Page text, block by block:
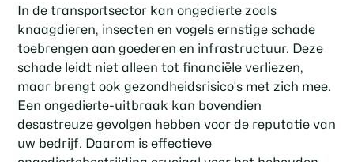
In de transportsector kan ongedierte zoals
knaagdieren, insecten en vogels ernstige schade
toebrengen aan goederen en infrastructuur. Deze
schade leidt niet alleen tot financiële verliezen,
maar brengt ook gezondheidsrisico's met zich mee.
Een ongedierte-uitbraak kan bovendien
desastreuze gevolgen hebben voor de reputatie van
uw bedrijf. Daarom is effectieve